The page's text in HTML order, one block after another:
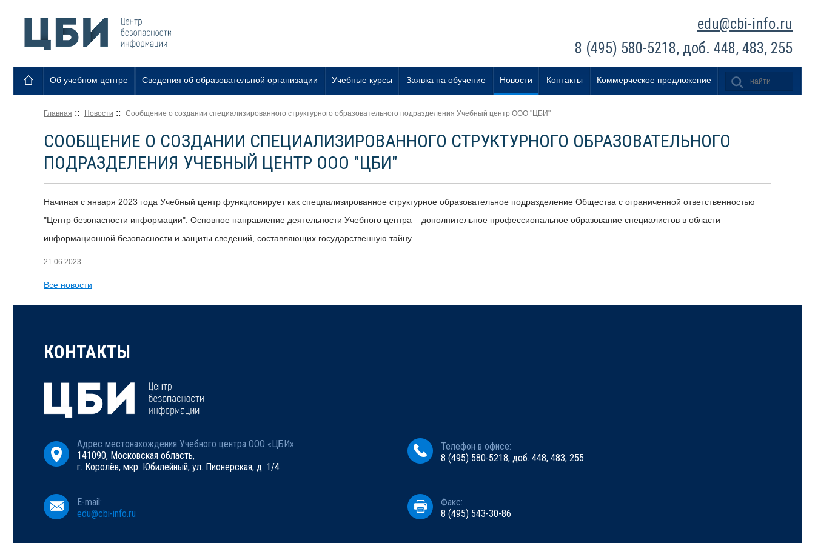
edu@cbi-info.ru
8 (495) 580-5218, доб. 448, 483, 255
Об учебном центре Сведения об образовательной организации Учебные курсы Заявка на обучение Новости Контакты Коммерческое предложение
Главная :: Новости :: Сообщение о создании специализированного структурного образовательного подразделения Учебный центр ООО "ЦБИ"
СООБЩЕНИЕ О СОЗДАНИИ СПЕЦИАЛИЗИРОВАННОГО СТРУКТУРНОГО ОБРАЗОВАТЕЛЬНОГО
ПОДРАЗДЕЛЕНИЯ УЧЕБНЫЙ ЦЕНТР ООО "ЦБИ"
Начиная с января 2023 года Учебный центр функционирует как специализированное структурное образовательное подразделение Общества с ограниченной ответственностью
"Центр безопасности информации". Основное направление деятельности Учебного центра – дополнительное профессиональное образование специалистов в области
информационной безопасности и защиты сведений, составляющих государственную тайну.
21.06.2023
Все новости
КОНТАКТЫ
Адрес местонахождения Учебного центра ООО «ЦБИ»:
141090, Московская область,
г. Королёв, мкр. Юбилейный, ул. Пионерская, д. 1/4
Телефон в офисе:
8 (495) 580-5218, доб. 448, 483, 255
E-mail:
edu@cbi-info.ru
Факс:
8 (495) 543-30-86